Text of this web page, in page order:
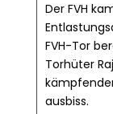
Der FVH
FVH-Tor
Torhüter
ausbiss.